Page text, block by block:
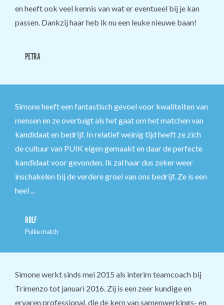
en heeft ook veel kennis van wat er eventueel bij je kan
passen. Dankzij haar heb ik nu een leuke nieuwe baan!
PETRA
Simone heeft een fantastisch gevoel voor kwaliteiten van
mensen en ze overtuigt als het gaat om het matchen van
kandidaat en bedrijf. In relatief weinig tijd heeft ze zich
de cultuur van PUIK eigen gemaakt en daar de perfecte
kandidaat voor gevonden. Ik zal haar dus zeker weer
inschakelen bij de verdere groei van ons bedrijf. Ze is een
heel ...
ROLF
Puike match
Simone werkt sinds mei 2015 als interim teamcoach bij
Trimenzo tot januari 2016. Zij is een zeer kundige en
ervaren professional, die de kern van samenwerkings- en